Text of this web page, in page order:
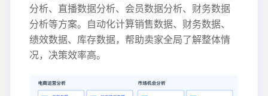
分析、直播数据分析、会员数据分析、财务数据
分析等方案。自动化计算销售数据、财务数据、
绩效数据、库存数据，帮助卖家全局了解整体情
况，决策效率高。